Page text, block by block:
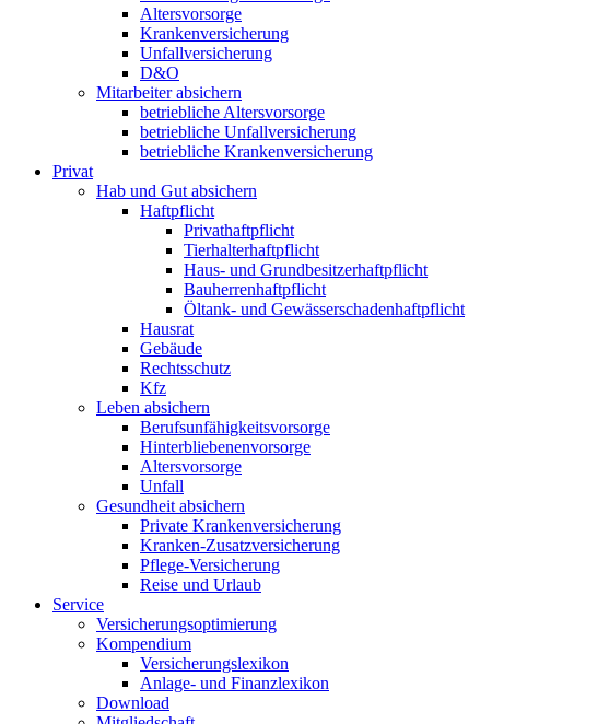
Altersvorsorge
Krankenversicherung
Unfallversicherung
D&O
Mitarbeiter absichern
betriebliche Altersvorsorge
betriebliche Unfallversicherung
betriebliche Krankenversicherung
Privat
Hab und Gut absichern
Haftpflicht
Privathaftpflicht
Tierhalterhaftpflicht
Haus- und Grundbesitzerhaftpflicht
Bauherrenhaftpflicht
Öltank- und Gewässerschadenhaftpflicht
Hausrat
Gebäude
Rechtsschutz
Kfz
Leben absichern
Berufsunfähigkeitsvorsorge
Hinterbliebenenvorsorge
Altersvorsorge
Unfall
Gesundheit absichern
Private Krankenversicherung
Kranken-Zusatzversicherung
Pflege-Versicherung
Reise und Urlaub
Service
Versicherungsoptimierung
Kompendium
Versicherungslexikon
Anlage- und Finanzlexikon
Download